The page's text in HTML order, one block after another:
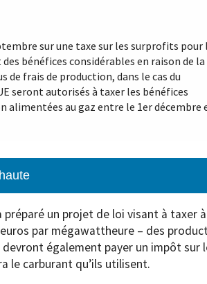
sur une taxe sur les surprofits pour
bénéfices considérables en raison de la
de frais de production, dans le cas du
seront autorisés à taxer les bénéfices
alimentées au gaz entre le 1er décembre
préparé un projet de loi visant à taxer
par mégawattheure – des
également payer un impôt sur
le carburant qu’ils utilisent.